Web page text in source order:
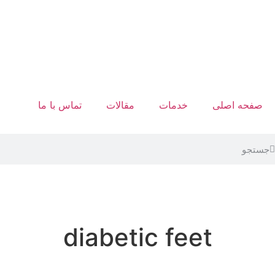
صفحه اصلی خدمات مقالات تماس با ما
diabetic feet